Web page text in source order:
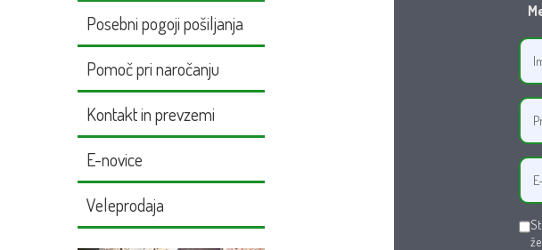
Posebni pogoji pošiljanja
Pomoč pri naročanju
Kontakt in prevzemi
E-novice
Veleprodaja